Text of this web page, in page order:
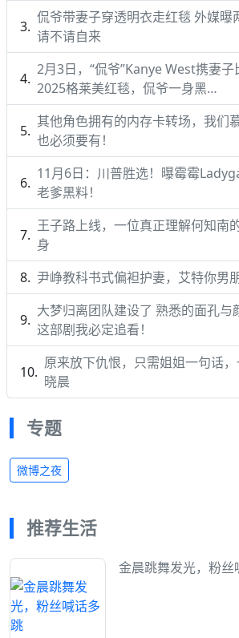
侃爷带妻子穿透明衣走红毯 外媒曝
请不请自来
2月3日，“侃爷”Kanye West携妻子
2025格莱美红毯，侃爷一身黑…
其他角色拥有的内存卡转场，我们
也必须要有！
11月6日：川普胜选！曝霉霉
老爹黑料！
王子路上线，一位真正理解何知南
身
尹峥教科书式偏袒护妻，艾特你男
大梦归离团队建设了 熟悉的面孔与
这部剧我必定追看！
原来放下仇恨，只需姐姐一句话
晓晨
专题
微博之夜
推荐生活
金晨跳舞发光，粉丝